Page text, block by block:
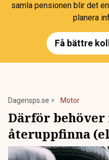
samla pensionen blir det
planera
Få bättre
Dagensps.se Motor
Därför behöver
återuppfinna